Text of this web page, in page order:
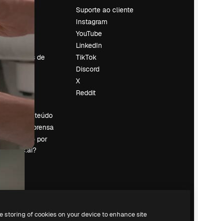
Sobre nós
de
Vender conteúdo
Sala de imprensa
por
magnific.ai?
Suporte ao cliente
Instagram
YouTube
LinkedIn
TikTok
Discord
X
Reddit
storing of cookies on your device to enhance site